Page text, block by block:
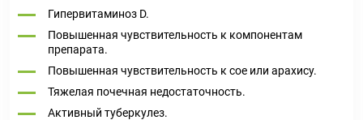
Гипервитаминоз D.
Повышенная чувствительность к компонентам
препарата.
Повышенная чувствительность к сое или арахису.
Тяжелая почечная недостаточность.
Активный туберкулез.